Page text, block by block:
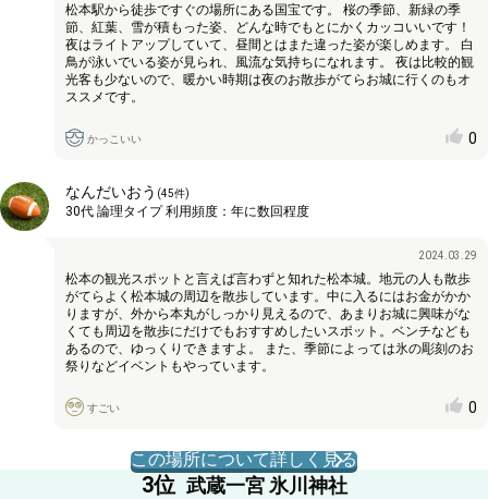
松本駅から徒歩ですぐの場所にある国宝です。 桜の季節、新緑の季
節、紅葉、雪が積もった姿、どんな時でもとにかくカッコいいです！
夜はライトアップしていて、昼間とはまた違った姿が楽しめます。 白
鳥が泳いでいる姿が見られ、風流な気持ちになれます。 夜は比較的観
光客も少ないので、暖かい時期は夜のお散歩がてらお城に行くのもオ
ススメです。
かっこいい 0
なんだいおう (45件)
30代 論理タイプ利用頻度： 年に数回程度
2024.03.29
松本の観光スポットと言えば言わずと知れた松本城。地元の人も散歩
がてらよく松本城の周辺を散歩しています。中に入るにはお金がかか
りますが、外から本丸がしっかり見えるので、あまりお城に興味がな
くても周辺を散歩にだけでもおすすめしたいスポット。ベンチなども
あるので、ゆっくりできますよ。 また、季節によっては氷の彫刻のお
祭りなどイベントもやっています。
すごい 0
この場所について詳しく見る
3位 武蔵一宮 氷川神社